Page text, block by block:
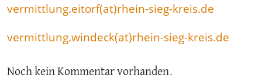
vermittlung.eitorf(at)rhein-sieg-kreis.de
vermittlung.windeck(at)rhein-sieg-kreis.de
Noch kein Kommentar vorhanden.